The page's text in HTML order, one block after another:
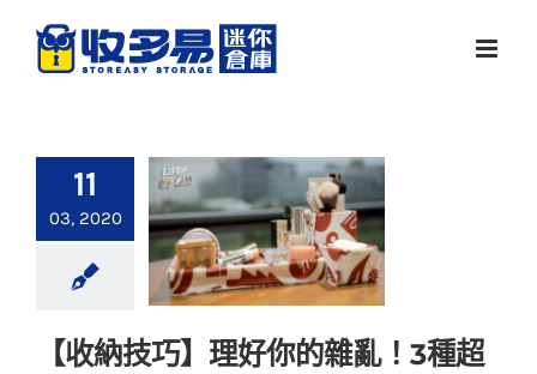
11
03, 2020
【收納技巧】理好你
【收納技巧】理好你的雜亂！3種超